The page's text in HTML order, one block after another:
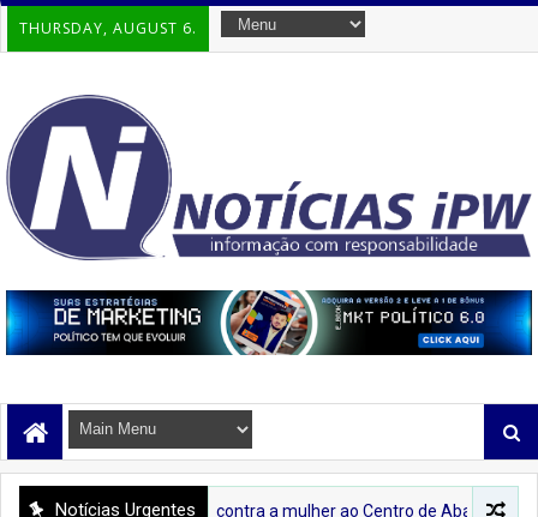
THURSDAY, AUGUST 6.
Notícias Urgentes
à violência contra a mulher ao Centro de Abastecimento de Ipirá